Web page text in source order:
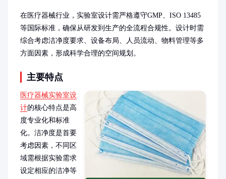
在医疗器械行业，实验室设计需严格遵守GMP、ISO 13485
等国际标准，确保从研发到生产的全流程合规性。设计时需
综合考虑洁净度要求、设备布局、人员流动、物料管理等多
方面因素，形成科学合理的空间规划。
主要特点
医疗器械实验室设
计的核心特点是高
度专业化和标准
化。洁净度是首要
考虑因素，不同区
域需根据实验需求
设定相应的洁净等